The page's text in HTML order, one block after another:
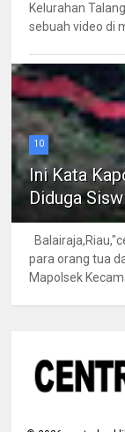
Kelurahan
sebuah video di
10
Ini Kata
Diduga
para orang tua
Mapolsek